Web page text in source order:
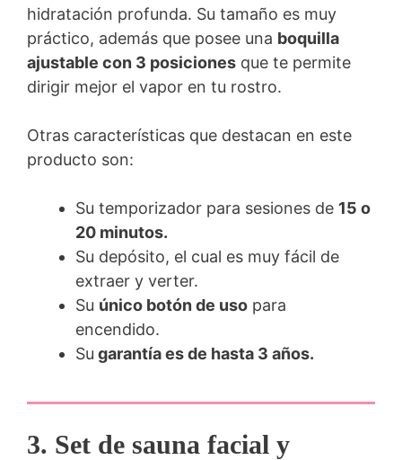
hidratación profunda. Su tamaño es muy
práctico, además que posee una boquilla
ajustable con 3 posiciones que te permite
dirigir mejor el vapor en tu rostro.
Otras características que destacan en este
producto son:
Su temporizador para sesiones de 15 o
20 minutos.
Su depósito, el cual es muy fácil de
extraer y verter.
Su único botón de uso para
encendido.
Su garantía es de hasta 3 años.
3. Set de sauna facial y